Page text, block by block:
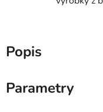
Popis
Parametry